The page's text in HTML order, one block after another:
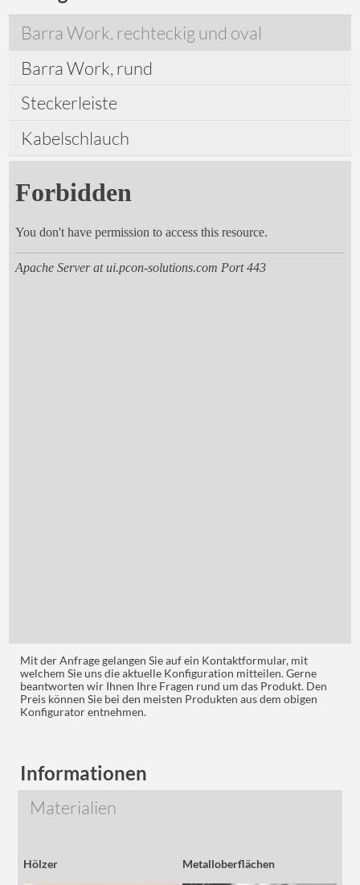
Barra Work, rechteckig und oval
Barra Work, rund
Steckerleiste
Kabelschlauch
Mit der Anfrage gelangen Sie auf ein Kontaktformular, mit
welchem Sie uns die aktuelle Konfiguration mitteilen. Gerne
beantworten wir Ihnen Ihre Fragen rund um das Produkt. Den
Preis können Sie bei den meisten Produkten aus dem obigen
Konfigurator entnehmen.
Informationen
Materialien
Hölzer Metalloberflächen